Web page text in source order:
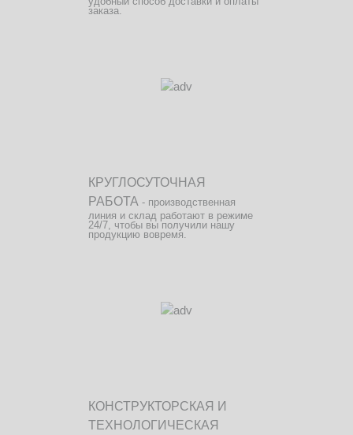
заказа.
КРУГЛОСУТОЧНАЯ
РАБОТА - производственная
линия и склад работают в режиме
24/7, чтобы вы получили нашу
продукцию вовремя.
КОНСТРУКТОРСКАЯ И
ТЕХНОЛОГИЧЕСКАЯ